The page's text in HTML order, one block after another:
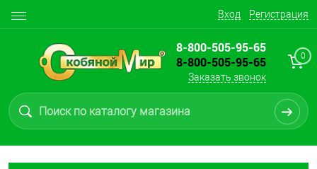
Вход Регистрация
8-800-505-95-65
8-800-505-95-65
Заказать звонок
0